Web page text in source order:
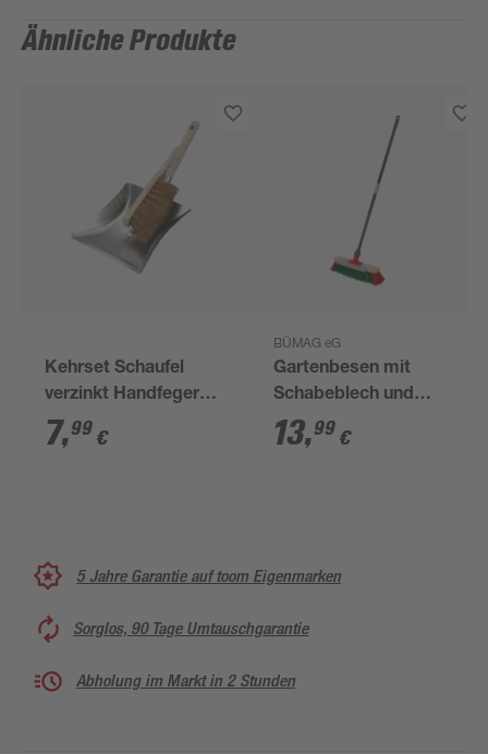
Ähnliche Produkte
Kehrset Schaufel
verzinkt Handfeger
Kokos
7,99 €
BÜMAG eG
Gartenbesen mit
Schabeblech und
Teleskopstiel Elaston
40 cm grün rot
13,99 €
5 Jahre Garantie auf toom Eigenmarken
Sorglos, 90 Tage Umtauschgarantie
Abholung im Markt in 2 Stunden